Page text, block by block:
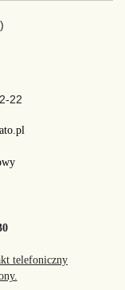
22
telefoniczny